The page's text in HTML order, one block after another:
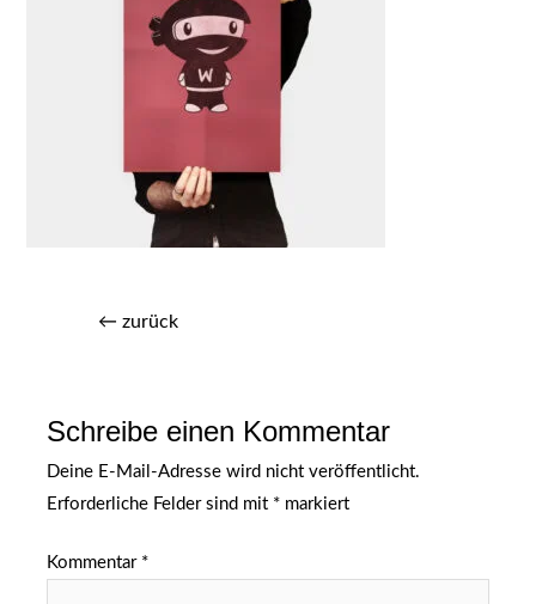
← zurück
Schreibe einen Kommentar
Deine E-Mail-Adresse wird nicht veröffentlicht.
Erforderliche Felder sind mit * markiert
Kommentar *